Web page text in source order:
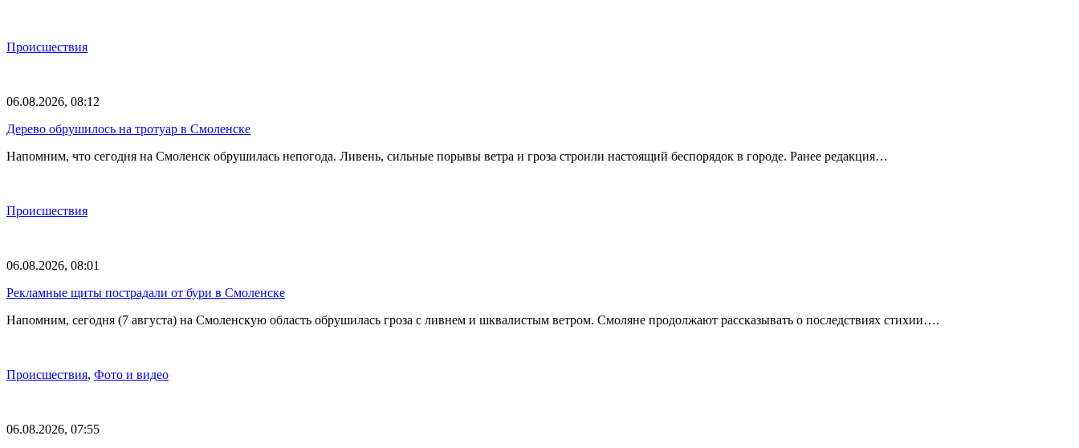
Происшествия
06.08.2026, 08:12
Дерево обрушилось на тротуар в Смоленске
Напомним, что сегодня на Смоленск обрушилась непогода. Ливень, сильные порывы ветра и гроза строили настоящий беспорядок в городе. Ранее редакция…
Происшествия
06.08.2026, 08:01
Рекламные щиты пострадали от бури в Смоленске
Напомним, сегодня (7 августа) на Смоленскую область обрушилась гроза с ливнем и шквалистым ветром. Смоляне продолжают рассказывать о последствиях стихии….
Происшествия, Фото и видео
06.08.2026, 07:55